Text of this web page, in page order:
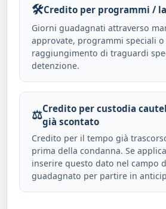
🛠️Credito per programmi /
Giorni guadagnati attraverso
approvate, programmi speciali o
raggiungimento di traguardi
detenzione.
⚖️Credito per custodia
già scontato
Credito per il tempo già
prima della condanna. Se
inserire questo dato nel campo
guadagnato per partire in